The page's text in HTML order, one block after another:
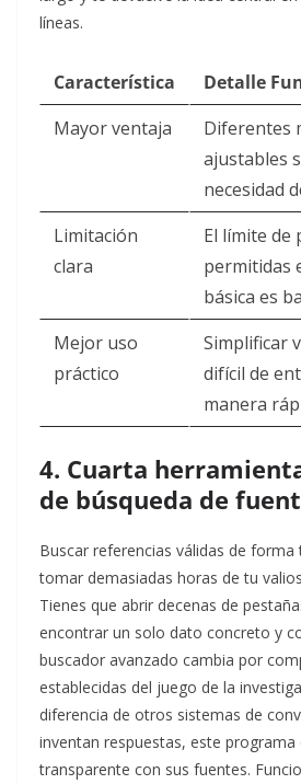
líneas.
Característica
Detalle
Mayor ventaja
Diferentes
ajustables
necesidad
Limitación
clara
El límite de
permitidas
básica es
Mejor uso
práctico
Simplificar
difícil de
manera
4. Cuarta
de búsqueda de
Buscar referencias válidas de forma
tomar demasiadas horas de tu
Tienes que abrir decenas de
encontrar un solo dato concreto y
buscador avanzado cambia por
establecidas del juego de la
diferencia de otros sistemas de
inventan respuestas, este
transparente con sus fuentes.